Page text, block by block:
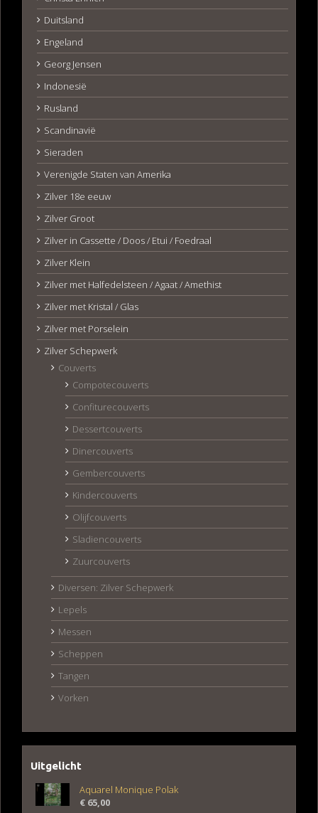
Duitsland
Engeland
Georg Jensen
Indonesië
Rusland
Scandinavië
Sieraden
Verenigde Staten van Amerika
Zilver 18e eeuw
Zilver Groot
Zilver in Cassette / Doos / Etui / Foedraal
Zilver Klein
Zilver met Halfedelsteen / Agaat / Amethist
Zilver met Kristal / Glas
Zilver met Porselein
Zilver Schepwerk
Couverts
Compotecouverts
Confiturecouverts
Dessertcouverts
Dinercouverts
Gembercouverts
Kindercouverts
Olijfcouverts
Sladiencouverts
Zuurcouverts
Diversen: Zilver Schepwerk
Lepels
Messen
Scheppen
Tangen
Vorken
Uitgelicht
Aquarel Monique Polak
€ 65,00